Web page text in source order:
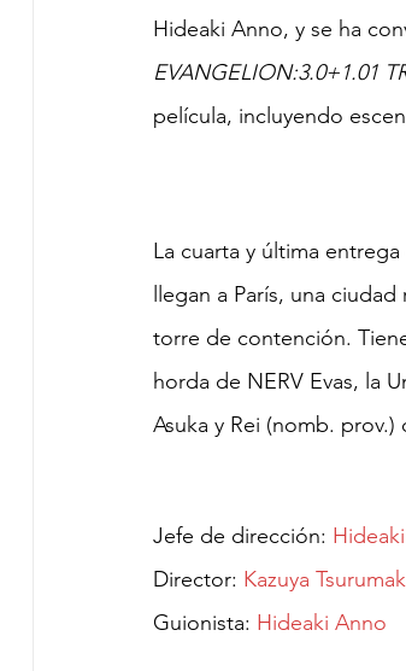
Hideaki Anno, y se ha
EVANGELION:3.0+1.01
película, incluyendo
La cuarta y última
llegan a París, una
torre de contención.
horda de NERV Evas, la
Asuka y Rei (nomb.
Jefe de dirección:
Director: Kazuya
Guionista: Hideaki Anno